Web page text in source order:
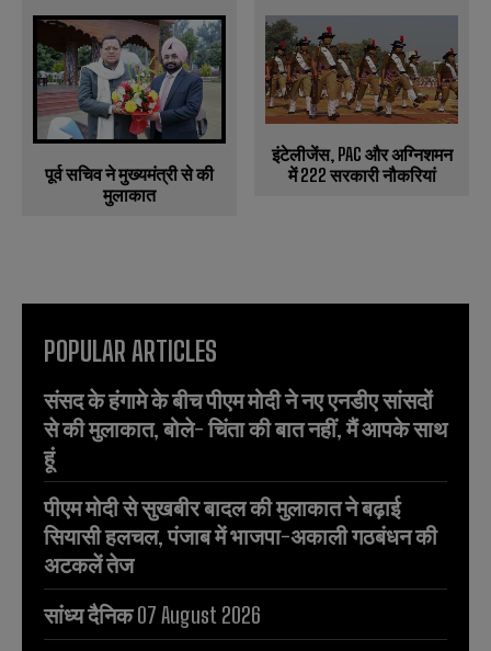
पूर्व सचिव ने मुख्यमंत्री से की
मुलाकात
इंटेलीजेंस, PAC और अग्निशमन
में 222 सरकारी नौकरियां
POPULAR ARTICLES
संसद के हंगामे के बीच पीएम मोदी ने नए एनडीए सांसदों
से की मुलाकात, बोले- चिंता की बात नहीं, मैं आपके साथ
हूं
पीएम मोदी से सुखबीर बादल की मुलाकात ने बढ़ाई
सियासी हलचल, पंजाब में भाजपा-अकाली गठबंधन की
अटकलें तेज
सांध्य दैनिक 07 August 2026